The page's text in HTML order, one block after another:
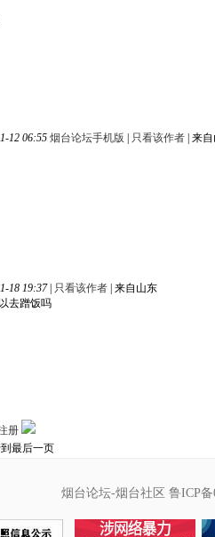
12 06:55 烟台论坛手机版 只看该作者 来
18 19:37
只看该作者 来自山东
去蹭饭吗
册
最后一页
烟台论坛-烟台社区 鲁ICP备